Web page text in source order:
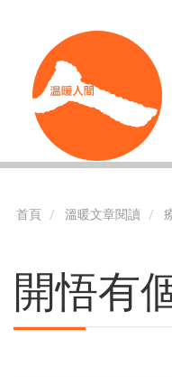
Shortcut
首頁 溫暖文章閱讀
開悟有